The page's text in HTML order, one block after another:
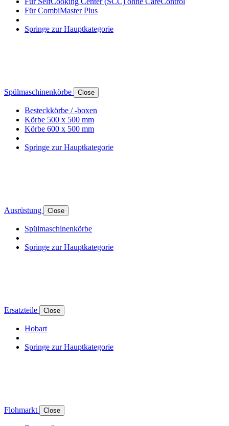
Für CombiMaster Plus
Springe zur Hauptkategorie
Spülmaschinenkörbe Close
Besteckkörbe / -boxen
Körbe 500 x 500 mm
Körbe 600 x 500 mm
Springe zur Hauptkategorie
Ausrüstung Close
Spülmaschinenkörbe
Springe zur Hauptkategorie
Ersatzteile Close
Hobart
Springe zur Hauptkategorie
Flohmarkt Close